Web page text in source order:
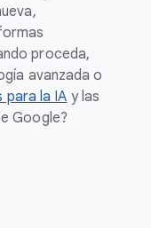
proceda,
avanzada o
para la IA y las
Google?